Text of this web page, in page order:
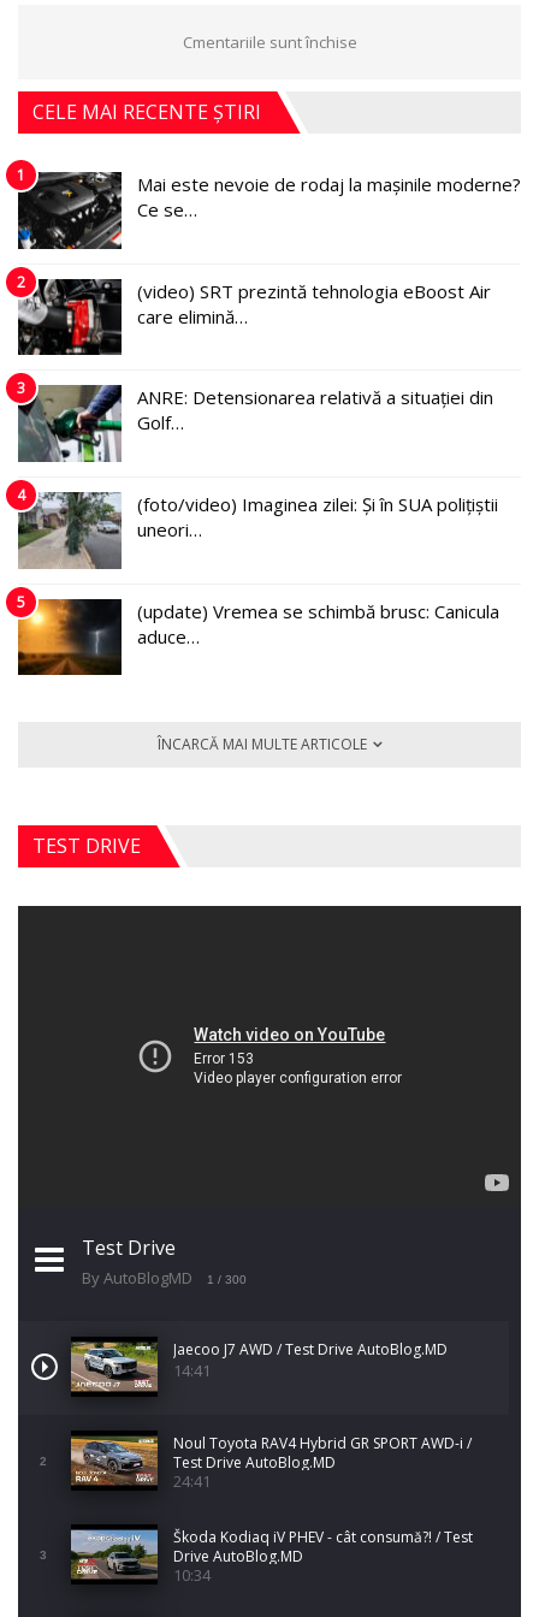
Cmentariile sunt închise
CELE MAI RECENTE ȘTIRI
1
Mai este nevoie de rodaj la mașinile moderne?
Ce se…
2
(video) SRT prezintă tehnologia eBoost Air
care elimină…
3
ANRE: Detensionarea relativă a situației din
Golf…
4
(foto/video) Imaginea zilei: Și în SUA polițiștii
uneori…
5
(update) Vremea se schimbă brusc: Canicula
aduce…
ÎNCARCĂ MAI MULTE ARTICOLE
TEST DRIVE
Test Drive
By AutoBlogMD 1 / 300
Jaecoo J7 AWD / Test Drive AutoBlog.MD
14:41
2
Noul Toyota RAV4 Hybrid GR SPORT AWD-i /
Test Drive AutoBlog.MD
24:41
3
Škoda Kodiaq iV PHEV - cât consumă?! / Test
Drive AutoBlog.MD
10:34